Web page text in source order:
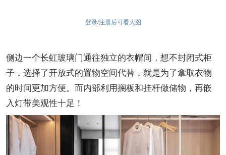
登录/注册后可看大图
侧边一个长虹玻璃门通往独立的衣帽间，想不封闭式柜
子，选择了开放式的置物空间代替，就是为了拿取衣物
的时间更加方便。而内部利用搁板和挂杆做储物，再嵌
入灯带美观性十足！